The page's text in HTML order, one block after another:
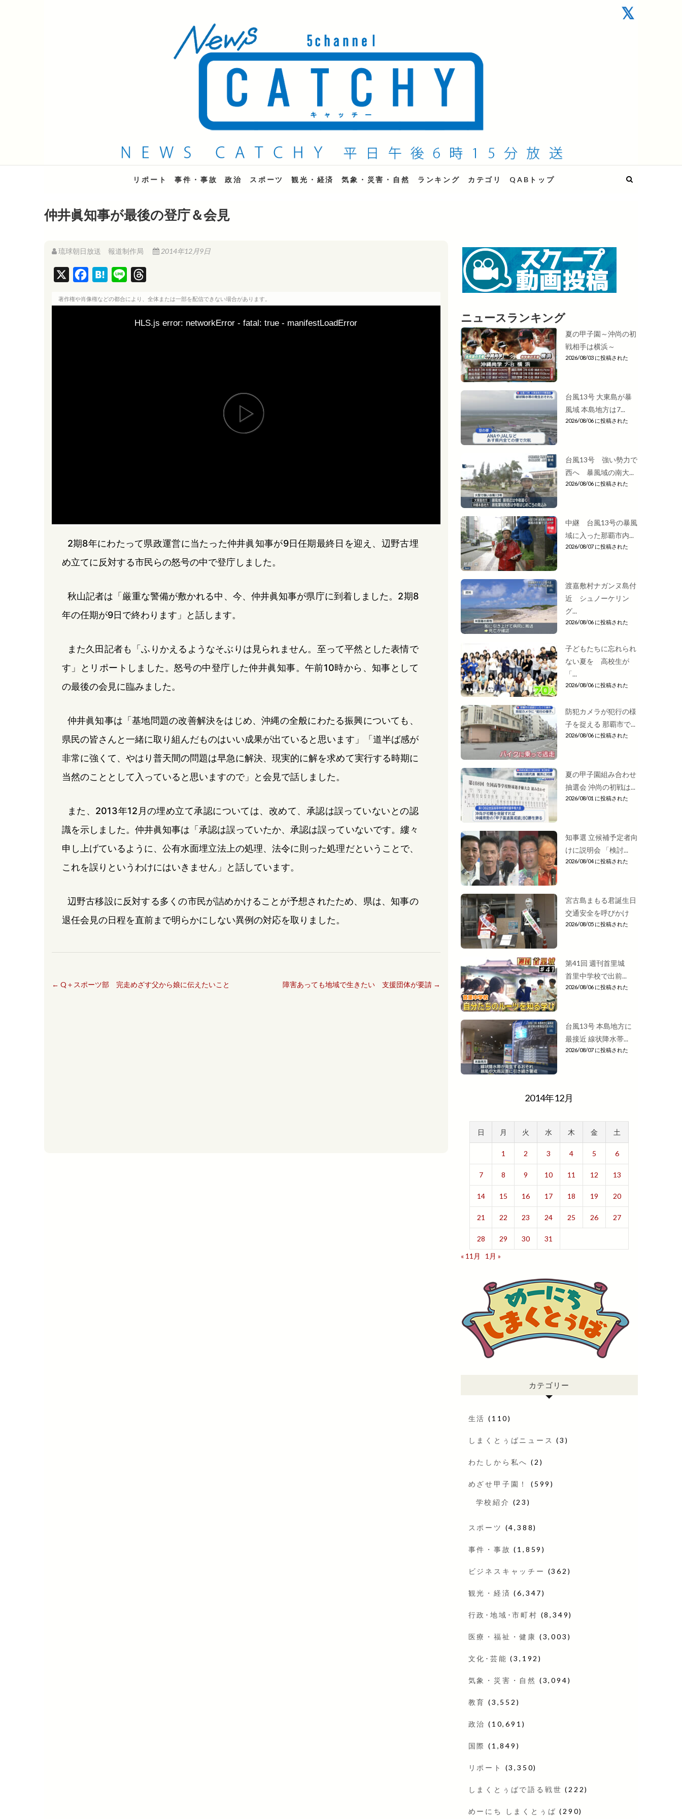
QAB NEWS Headline
キャッチー 月曜〜金曜 午後6時15分放送
リポート 事件・事故 政治 スポーツ 観光・経済 気象・災害・自然 ランキング カテゴリ QABトップ
仲井眞知事が最後の登庁＆会見
琉球朝日放送 報道制作局 2014年12月9日
c
H
t
n
r
e
著作権や肖像権などの都合により、全体または一部を配信できない場合があります。
HLS.js error: networkError - fatal: true - manifestLoadError
2期8年にわたって県政運営に当たった仲井眞知事が9日任期最終日を迎え、辺野古埋
め立てに反対する市民らの怒号の中で登庁しました。
秋山記者は「厳重な警備が敷かれる中、今、仲井眞知事が県庁に到着しました。2期8
年の任期が9日で終わります」と話します。
また久田記者も「ふりかえるようなそぶりは見られません。至って平然とした表情で
す」とリポートしました。怒号の中登庁した仲井眞知事。午前10時から、知事として
の最後の会見に臨みました。
仲井眞知事は「基地問題の改善解決をはじめ、沖縄の全般にわたる振興についても、
県民の皆さんと一緒に取り組んだものはいい成果が出ていると思います」「道半ば感が
非常に強くて、やはり普天間の問題は早急に解決、現実的に解を求めて実行する時期に
当然のこととして入っていると思いますので」と会見で話しました。
また、2013年12月の埋め立て承認については、改めて、承認は誤っていないとの認
識を示しました。仲井眞知事は「承認は誤っていたか、承認は誤っていないです。縷々
申し上げているように、公有水面埋立法上の処理、法令に則った処理だということで、
これを誤りというわけにはいきません」と話しています。
辺野古移設に反対する多くの市民が詰めかけることが予想されたため、県は、知事の
退任会見の日程を直前まで明らかにしない異例の対応を取りました。
← Q＋スポーツ部 完走めざす父から娘に伝えたいこと 障害あっても地域で生きたい 支援団体が要請 →
ニュースランキング
夏の甲子園～沖尚の初
戦相手は横浜～
2026/08/03 に投稿された
台風13号 大東島が暴
風域 本島地方は7...
2026/08/06 に投稿された
台風13号 強い勢力で
西へ 暴風域の南大...
2026/08/06 に投稿された
中継 台風13号の暴風
域に入った那覇市内...
2026/08/07 に投稿された
渡嘉敷村ナガンヌ島付
近 シュノーケリン
グ...
2026/08/06 に投稿された
子どもたちに忘れられ
ない夏を 高校生が
「...
2026/08/06 に投稿された
防犯カメラが犯行の様
子を捉える 那覇市で...
2026/08/06 に投稿された
夏の甲子園組み合わせ
抽選会 沖尚の初戦は...
2026/08/01 に投稿された
知事選 立候補予定者向
けに説明会 「検討...
2026/08/04 に投稿された
宮古島まもる君誕生日
交通安全を呼びかけ
2026/08/05 に投稿された
第41回 週刊首里城
首里中学校で出前...
2026/08/06 に投稿された
台風13号 本島地方に
最接近 線状降水帯...
2026/08/07 に投稿された
2014年12月
日 月 火 水 木 金 土
1 2 3 4 5 6
7 8 9 10 11 12 13
14 15 16 17 18 19 20
21 22 23 24 25 26 27
28 29 30
31
« 11月
1月 »
カテゴリー
生活 (110)
しまくとぅばニュース (3)
わたしから私へ (2)
めざせ甲子園！ (599)
学校紹介 (23)
スポーツ (4,388)
事件・事故 (1,859)
ビジネスキャッチー (362)
観光・経済 (6,347)
行政･地域･市町村 (8,349)
医療・福祉・健康 (3,003)
文化･芸能 (3,192)
気象・災害・自然 (3,094)
教育 (3,552)
政治 (10,691)
国際 (1,849)
リポート (3,350)
しまくとぅばで語る戦世 (222)
めーにち しまくとぅば (290)